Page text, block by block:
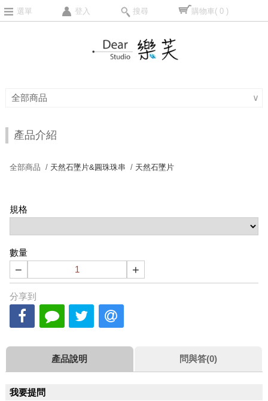
選單 登入 搜尋 購物車( 0 )
全部商品 ∨
產品介紹
全部商品 / 天然石墜片&圓珠珠串 / 天然石墜片
規格
數量
− +
分享到
產品說明 問與答(0)
我要提問